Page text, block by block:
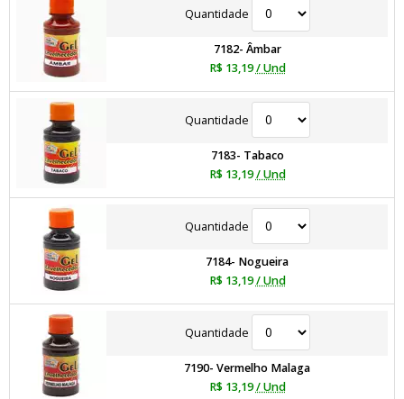
Quantidade
7182- Âmbar
R$ 13,19 / Und
Quantidade
7183- Tabaco
R$ 13,19 / Und
Quantidade
7184- Nogueira
R$ 13,19 / Und
Quantidade
7190- Vermelho Malaga
R$ 13,19 / Und